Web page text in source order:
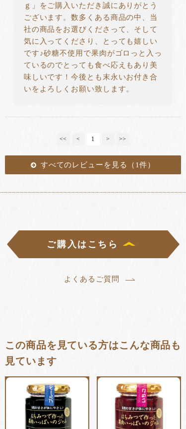
ｇ」をご購入いただき誠にありがとう
ございます。数多くある商品の中、当
社の商品をお選びくださって、そして
気に入ってくださり、とっても嬉しい
です♪砂糖不使用で果肉がゴロっと入っ
ているのでとっても食べ応えもあり美
味しいです！今後とも末永いお付き合
いをよろしくお願い致します。
<< < 1 > >>
すべてのレビューを見る（1件）
ご購入はこちら
よくあるご質問
この商品を見ている方はこんな商品も
見ています